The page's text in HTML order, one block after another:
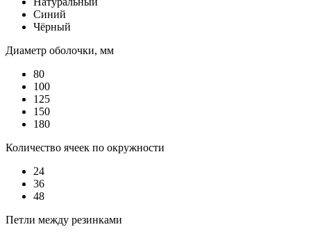
Синий
Чёрный
Диаметр оболочки, мм
80
100
125
150
180
Количество ячеек по окружности
24
36
48
Петли между резинками